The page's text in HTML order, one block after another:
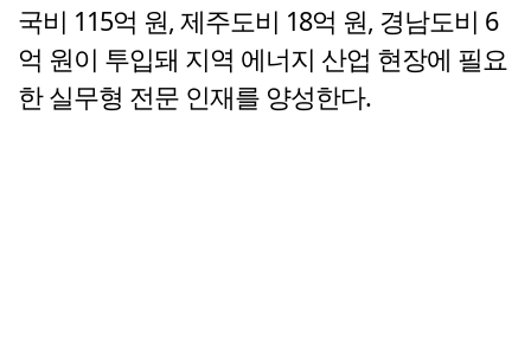
국비 115억 원, 제주도비 18억 원, 경남도비 6
억 원이 투입돼 지역 에너지 산업 현장에 필요
한 실무형 전문 인재를 양성한다.